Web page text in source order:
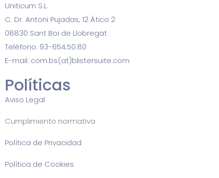
Uniticum S.L.
C. Dr. Antoni Pujadas, 12 Ático 2
08830 Sant Boi de Llobregat
Teléfono: 93-654.50.80
E-mail: com.bs(at)blistersuite.com
Políticas
Aviso Legal
Cumplimiento normativa
Política de Privacidad
Política de Cookies